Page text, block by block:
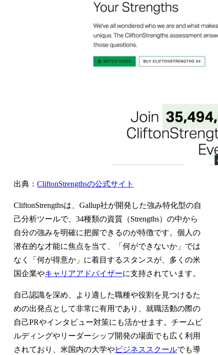
出典： CliftonStrengthsの公式サイト
CliftonStrengthsは、Gallup社が開発した強み特化型の自
己分析ツールで、34種類の資質（Strengths）の中から
自分の強みを明確に把握できるのが特徴です。個人の
潜在的な才能に焦点を当て、「何ができないか」では
なく「何が得意か」に着目するスタンスが、多くの米
国企業やキャリアアドバイザーに支持されています。
自己認識を深め、より適した職種や役割を見つけるた
めの出発点として非常に有用であり、就職活動の際の
自己PRやインタビュー対策にも活かせます。チームビ
ルディングやリーダーシップ開発の場面でも広く利用
されており、米国内の大学やビジネススクールでも導